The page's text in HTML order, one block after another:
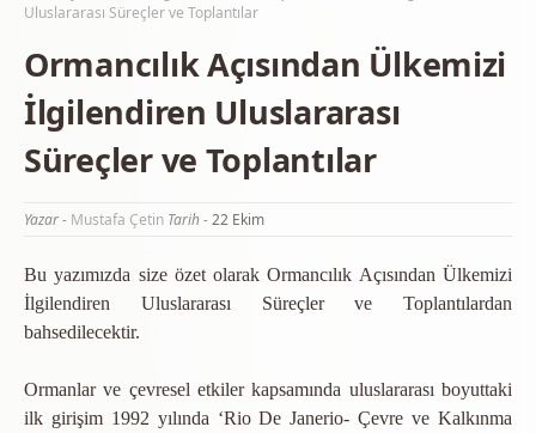
Uluslararası Süreçler ve Toplantılar
Ormancılık Açısından Ülkemizi
İlgilendiren Uluslararası
Süreçler ve Toplantılar
Yazar - Mustafa Çetin Tarih -22 Ekim
Bu yazımızda size özet olarak Ormancılık Açısından Ülkemizi
İlgilendiren Uluslararası Süreçler ve Toplantılardan
bahsedilecektir.
Ormanlar ve çevresel etkiler kapsamında uluslararası boyuttaki
ilk girişim 1992 yılında ‘Rio De Janerio- Çevre ve Kalkınma